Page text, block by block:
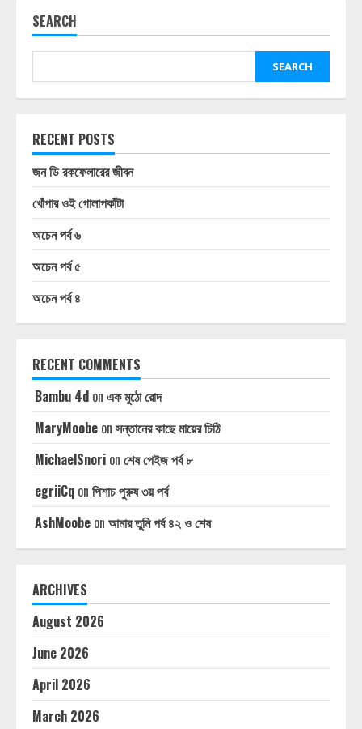
SEARCH
SEARCH
RECENT POSTS
জন ডি রকফেলারের জীবন
খোঁপার ওই গোলাপকাঁটা
অচেন পর্ব ৬
অচেন পর্ব ৫
অচেন পর্ব ৪
RECENT COMMENTS
Bambu 4d on এক মুঠো রোদ
MaryMoobe on সন্তানের কাছে মায়ের চিঠি
MichaelSnori on শেষ পেইজ পর্ব ৮
egriiCq on পিশাচ পুরুষ ৩য় পর্ব
AshMoobe on আমার তুমি পর্ব ৪২ ও শেষ
ARCHIVES
August 2026
June 2026
April 2026
March 2026